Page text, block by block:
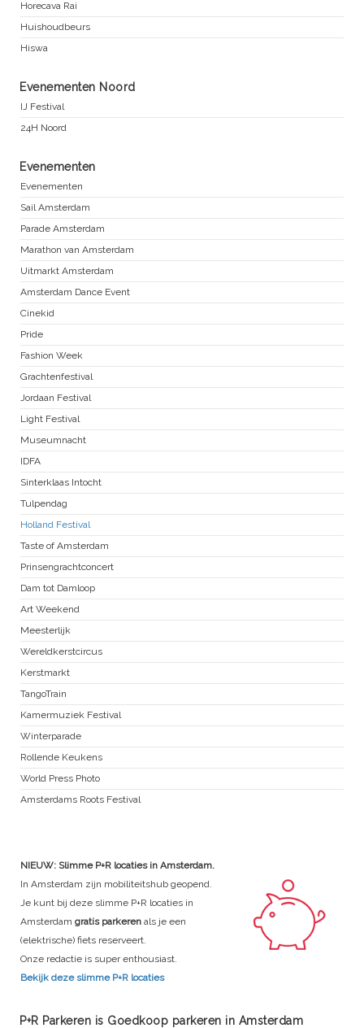
Horecava Rai
Huishoudbeurs
Hiswa
Evenementen Noord
IJ Festival
24H Noord
Evenementen
Evenementen
Sail Amsterdam
Parade Amsterdam
Marathon van Amsterdam
Uitmarkt Amsterdam
Amsterdam Dance Event
Cinekid
Pride
Fashion Week
Grachtenfestival
Jordaan Festival
Light Festival
Museumnacht
IDFA
Sinterklaas Intocht
Tulpendag
Holland Festival
Taste of Amsterdam
Prinsengrachtconcert
Dam tot Damloop
Art Weekend
Meesterlijk
Wereldkerstcircus
Kerstmarkt
TangoTrain
Kamermuziek Festival
Winterparade
Rollende Keukens
World Press Photo
Amsterdams Roots Festival
NIEUW: Slimme P+R locaties in Amsterdam.
In Amsterdam zijn mobiliteitshub geopend.
Je kunt bij deze slimme P+R locaties in
Amsterdam gratis parkeren als je een
(elektrische) fiets reserveert.
Onze redactie is super enthousiast.
Bekijk deze slimme P+R locaties
P+R Parkeren is Goedkoop parkeren in Amsterdam